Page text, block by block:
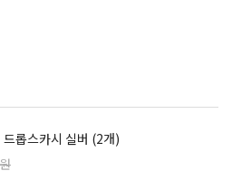
롭스카시 실버 (2개)